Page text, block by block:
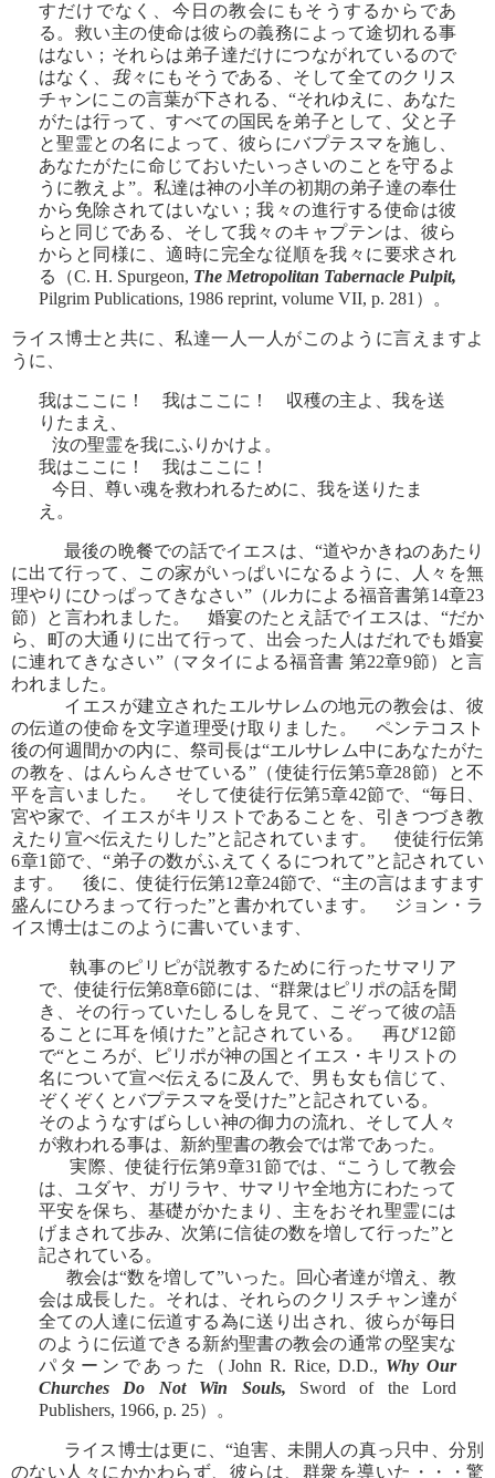
すだけでなく、今日の教会にもそうするからであ
る。救い主の使命は彼らの義務によって途切れる事
はない；それらは弟子達だけにつながれているので
はなく、 我々 にもそうである、そして全てのクリス
チャンにこの言葉が下される、“それゆえに、あなた
がたは行って、すべての国民を弟子として、父と子
と聖霊との名によって、彼らにバプテスマを施し、
あなたがたに命じておいたいっさいのことを守るよ
うに教えよ”。私達は神の小羊の初期の弟子達の奉仕
から免除されてはいない；我々の進行する使命は彼
らと同じである、そして我々のキャプテンは、彼ら
からと同様に、適時に完全な従順を我々に要求され
る（C. H. Spurgeon, The Metropolitan Tabernacle Pulpit,
Pilgrim Publications, 1986 reprint, volume VII, p. 281）。
ライス博士と共に、私達一人一人がこのように言えますよ
うに、
我はここに！ 我はここに！ 収穫の主よ、我を送
りたまえ、
汝の聖霊を我にふりかけよ。
我はここに！ 我はここに！
今日、尊い魂を救われるために、我を送りたま
え。
最後の晩餐での話でイエスは、“道やかきねのあたり
に出て行って、この家がいっぱいになるように、人々を無
理やりにひっぱってきなさい”（ルカによる福音書第14章23
節）と言われました。 婚宴のたとえ話でイエスは、“だか
ら、町の大通りに出て行って、出会った人はだれでも婚宴
に連れてきなさい”（マタイによる福音書 第22章9節）と言
われました。
イエスが建立されたエルサレムの地元の教会は、彼
の伝道の使命を文字道理受け取りました。 ペンテコスト
後の何週間かの内に、祭司長は“エルサレム中にあなたがた
の教を、はんらんさせている”（使徒行伝第5章28節）と不
平を言いました。 そして使徒行伝第5章42節で、“毎日、
宮や家で、イエスがキリストであることを、引きつづき教
えたり宣べ伝えたりした”と記されています。 使徒行伝第
6章1節で、“弟子の数がふえてくるにつれて”と記されてい
ます。 後に、使徒行伝第12章24節で、“主の言はますます
盛んにひろまって行った”と書かれています。 ジョン・ラ
イス博士はこのように書いています、
執事のピリピが説教するために行ったサマリア
で、使徒行伝第8章6節には、“群衆はピリポの話を聞
き、その行っていたしるしを見て、こぞって彼の語
ることに耳を傾けた”と記されている。 再び12節
で“ところが、ピリポが神の国とイエス・キリストの
名について宣べ伝えるに及んで、男も女も信じて、
ぞくぞくとバプテスマを受けた”と記されている。
そのようなすばらしい神の御力の流れ、そして人々
が救われる事は、新約聖書の教会では常であった。
実際、使徒行伝第9章31節では、“こうして教会
は、ユダヤ、ガリラヤ、サマリヤ全地方にわたって
平安を保ち、基礎がかたまり、主をおそれ聖霊には
げまされて歩み、次第に信徒の数を増して行った”と
記されている。
教会は“数を増して”いった。回心者達が増え、教
会は成長した。それは、それらのクリスチャン達が
全ての人達に伝道する為に送り出され、彼らが毎日
のように伝道できる新約聖書の教会の通常の堅実な
パターンであった（John R. Rice, D.D., Why Our
Churches Do Not Win Souls, Sword of the Lord
Publishers, 1966, p. 25）。
ライス博士は更に、“迫害、未開人の真っ只中、分別
のない人々にかかわらず、彼らは、群衆を導いた・・・驚